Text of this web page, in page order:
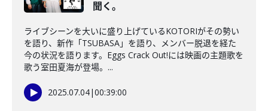
聞く。
ライブシーンを大いに盛り上げているKOTORIがその勢い
を語り、新作「TSUBASA」を語り、メンバー脱退を経た
今の状況を語ります。Eggs Crack Out!には映画の主題歌を
歌う室田夏海が登場。...
2025.07.04|00:39:00